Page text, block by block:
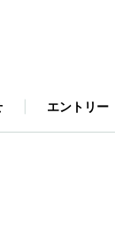
エントリー